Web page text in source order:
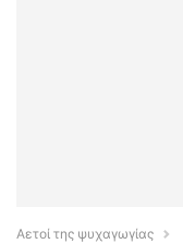
Αετοί της ψυχαγωγίας